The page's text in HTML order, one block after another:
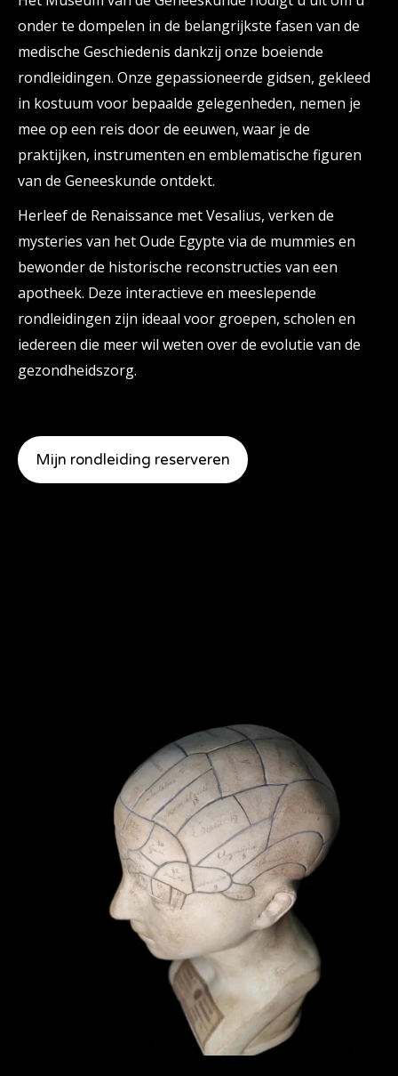
onder te dompelen in de belangrijkste fasen van de
medische Geschiedenis dankzij onze boeiende
rondleidingen. Onze gepassioneerde gidsen, gekleed
in kostuum voor bepaalde gelegenheden, nemen je
mee op een reis door de eeuwen, waar je de
praktijken, instrumenten en emblematische figuren
van de Geneeskunde ontdekt.
Herleef de Renaissance met Vesalius, verken de
mysteries van het Oude Egypte via de mummies en
bewonder de historische reconstructies van een
apotheek. Deze interactieve en meeslepende
rondleidingen zijn ideaal voor groepen, scholen en
iedereen die meer wil weten over de evolutie van de
gezondheidszorg.
Mijn rondleiding reserveren